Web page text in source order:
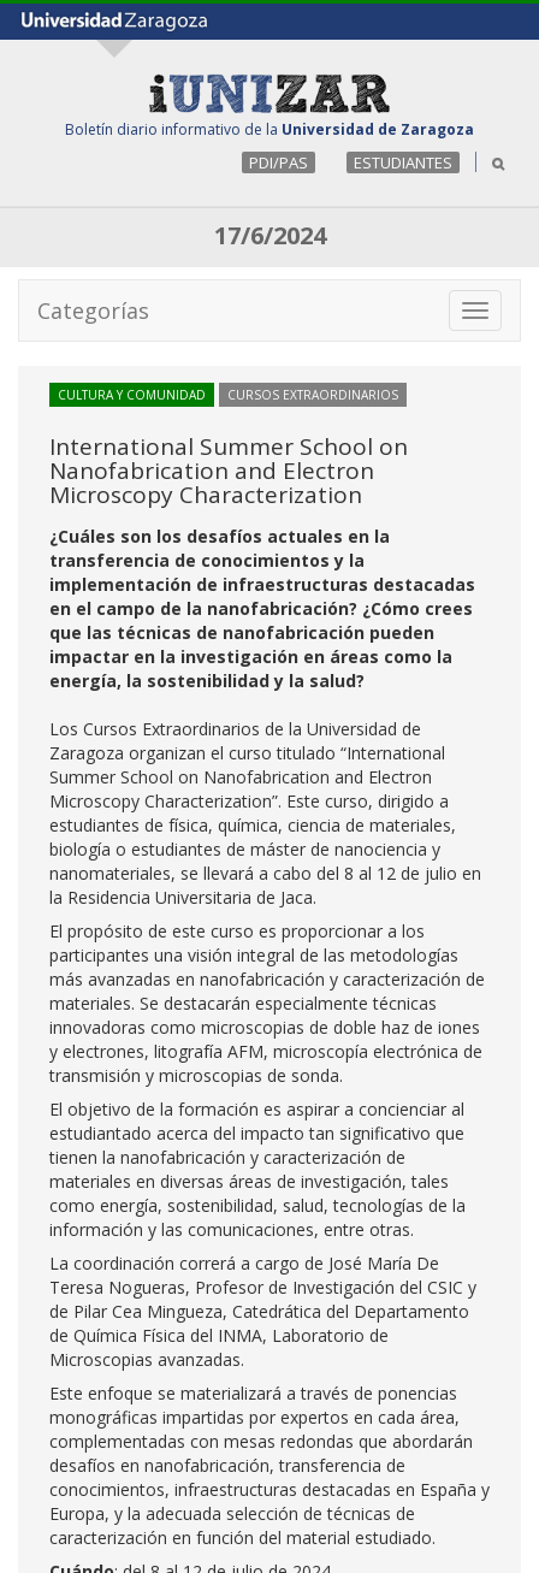
Boletín diario informativo de la Universidad de Zaragoza
PDI/PAS ESTUDIANTES
17/6/2024
Toggle
Categorías
CULTURA Y COMUNIDAD CURSOS EXTRAORDINARIOS
International Summer School on
Nanofabrication and Electron
Microscopy Characterization
¿Cuáles son los desafíos actuales en la
transferencia de conocimientos y la
implementación de infraestructuras destacadas
en el campo de la nanofabricación? ¿Cómo crees
que las técnicas de nanofabricación pueden
impactar en la investigación en áreas como la
energía, la sostenibilidad y la salud?
Los Cursos Extraordinarios de la Universidad de
Zaragoza organizan el curso titulado “International
Summer School on Nanofabrication and Electron
Microscopy Characterization”. Este curso, dirigido a
estudiantes de física, química, ciencia de materiales,
biología o estudiantes de máster de nanociencia y
nanomateriales, se llevará a cabo del 8 al 12 de julio en
la Residencia Universitaria de Jaca.
El propósito de este curso es proporcionar a los
participantes una visión integral de las metodologías
más avanzadas en nanofabricación y caracterización de
materiales. Se destacarán especialmente técnicas
innovadoras como microscopias de doble haz de iones
y electrones, litografía AFM, microscopía electrónica de
transmisión y microscopias de sonda.
El objetivo de la formación es aspirar a concienciar al
estudiantado acerca del impacto tan significativo que
tienen la nanofabricación y caracterización de
materiales en diversas áreas de investigación, tales
como energía, sostenibilidad, salud, tecnologías de la
información y las comunicaciones, entre otras.
La coordinación correrá a cargo de José María De
Teresa Nogueras, Profesor de Investigación del CSIC y
de Pilar Cea Mingueza, Catedrática del Departamento
de Química Física del INMA, Laboratorio de
Microscopias avanzadas.
Este enfoque se materializará a través de ponencias
monográficas impartidas por expertos en cada área,
complementadas con mesas redondas que abordarán
desafíos en nanofabricación, transferencia de
conocimientos, infraestructuras destacadas en España y
Europa, y la adecuada selección de técnicas de
caracterización en función del material estudiado.